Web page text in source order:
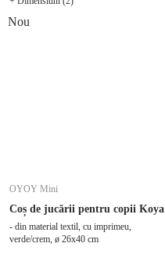
Nou
OYOY Mini
Coș de jucării pentru copii Koya
- din material textil, cu imprimeu,
verde/crem, ø 26x40 cm